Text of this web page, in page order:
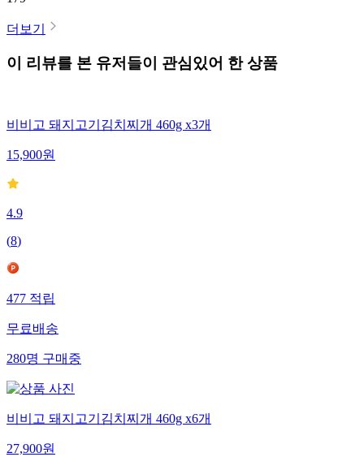
더보기
이 리뷰를 본 유저들이 관심있어 한 상품
비비고 돼지고기김치찌개 460g x3개
15,900원
4.9
(8)
477 적립
무료배송
280명 구매중
비비고 돼지고기김치찌개 460g x6개
27,900원